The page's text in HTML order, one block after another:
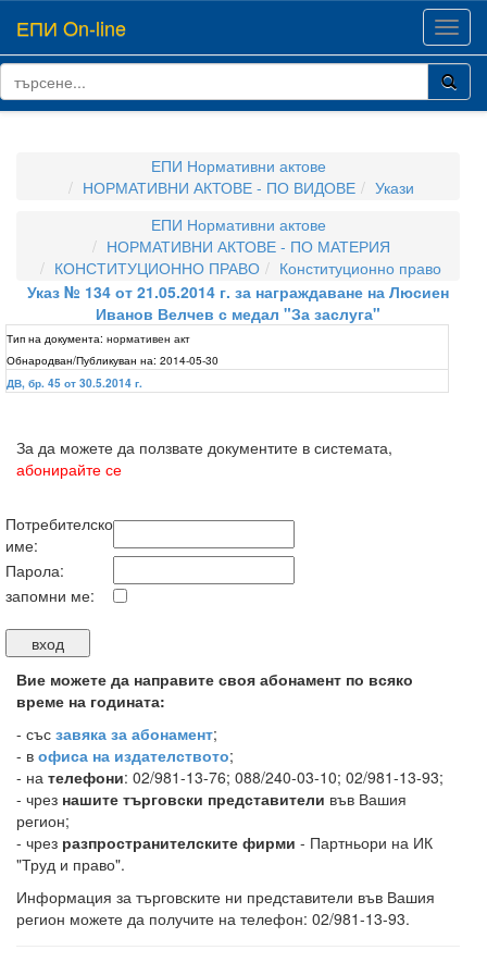
ЕПИ On-line
ЕПИ Нормативни актове
НОРМАТИВНИ АКТОВЕ - ПО ВИДОВЕ
Укази
ЕПИ Нормативни актове
НОРМАТИВНИ АКТОВЕ - ПО МАТЕРИЯ
КОНСТИТУЦИОННО ПРАВО
Конституционно право
Указ № 134 от 21.05.2014 г. за награждаване на Люсиен
Иванов Велчев с медал "За заслуга"
Тип на документа: нормативен акт
Обнародван/Публикуван на: 2014-05-30
ДВ, бр. 45 от 30.5.2014 г.
За да можете да ползвате документите в системата,
абонирайте се
Потребителско
име:
Парола:
запомни ме:
Вие можете да направите своя абонамент по всяко
време на годината:
- със завяка за абонамент;
- в офиса на издателството;
- на телефони: 02/981-13-76; 088/240-03-10; 02/981-13-93;
- чрез нашите търговски представители във Вашия
регион;
- чрез разпространителските фирми - Партньори на ИК
"Труд и право".
Информация за търговските ни представители във Вашия
регион можете да получите на телефон: 02/981-13-93.